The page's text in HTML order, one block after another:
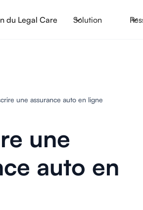
du Legal Care Solution
une assurance auto en ligne
une
auto en